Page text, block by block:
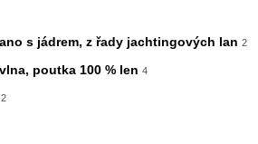
s jádrem, z řady jachtingových lan 2
poutka 100 % len 4
2